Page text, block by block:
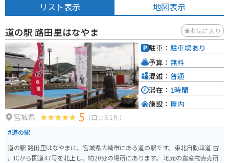
リスト表示 地図表示
道の駅 路田里はなやま お気に入り
宮城県 5 （口コミ1件）
#道の駅
道の駅 路田里はなやまは、宮城県大崎市にある道の駅です。東北自動車道 古
川ICから国道47号を北上し、約20分の場所にあります。 地元の農産物直売所
駐車： 駐車場あり
予算： 無料
混雑： 普通
滞在： 1時間
施設： 屋内